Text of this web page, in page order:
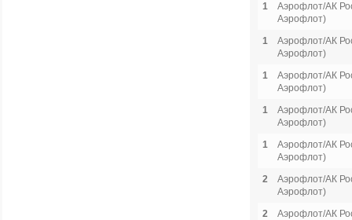
1
Аэрофлот/АК
Аэрофлот)
1
Аэрофлот/АК
Аэрофлот)
1
Аэрофлот/АК
Аэрофлот)
1
Аэрофлот/АК
Аэрофлот)
1
Аэрофлот/АК
Аэрофлот)
2
Аэрофлот/АК
Аэрофлот)
2
Аэрофлот/АК